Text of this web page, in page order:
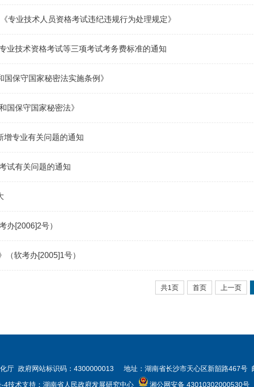
专业技术人员资格考试违纪违规行为处理规定》
业技术资格考试等三项考试考务费标准的通知
保守国家秘密法实施条例》
国保守国家秘密法》
增专业有关问题的通知
试有关问题的通知
办[2006]2号）
（软考办[2005]1号）
共1页 首页 上一页
厅 政府网站标识码：4300000013
地址：湖南省长沙市天心区新韶路467号
-4技术支持：湖南省人民政府发展研究中心 湘公网安备 43010302000530号